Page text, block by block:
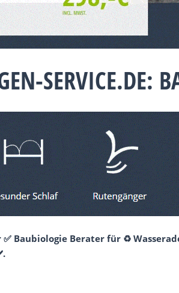
SERVICE.DE:
Baubiologie Berater für ♻